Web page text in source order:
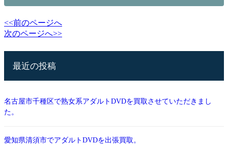
<<前のページへ
次のページへ>>
最近の投稿
名古屋市千種区で熟女系アダルトDVDを買取させていただきまし
た。
愛知県清須市でアダルトDVDを出張買取。